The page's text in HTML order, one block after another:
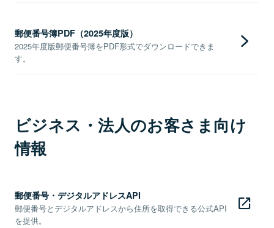
郵便番号簿PDF（2025年度版）
2025年度版郵便番号簿をPDF形式でダウンロードできま
す。
ビジネス・法人のお客さま向け
情報
郵便番号・デジタルアドレスAPI
郵便番号とデジタルアドレスから住所を取得できる公式API
を提供。